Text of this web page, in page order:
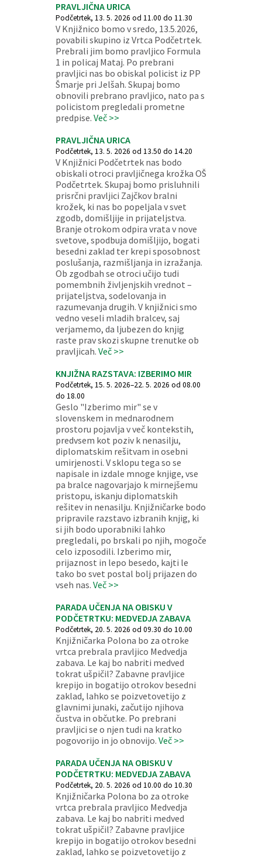
PRAVLJIČNA URICA
Podčetrtek, 13. 5. 2026 od 11.00 do 11.30
V Knjižnico bomo v sredo, 13.5.2026,
povabili skupino iz Vrtca Podčetrtek.
Prebrali jim bomo pravljico Formula
1 in policaj Mataj. Po prebrani
pravljici nas bo obiskal policist iz PP
Šmarje pri Jelšah. Skupaj bomo
obnovili prebrano pravljico, nato pa s
policistom pregledali prometne
predpise. Več >>
PRAVLJIČNA URICA
Podčetrtek, 13. 5. 2026 od 13.50 do 14.20
V Knjižnici Podčetrtek nas bodo
obiskali otroci pravljičnega krožka OŠ
Podčetrtek. Skupaj bomo prisluhnili
prisrčni pravljici Zajčkov bralni
krožek, ki nas bo popeljala v svet
zgodb, domišljije in prijateljstva.
Branje otrokom odpira vrata v nove
svetove, spodbuja domišljijo, bogati
besedni zaklad ter krepi sposobnost
poslušanja, razmišljanja in izražanja.
Ob zgodbah se otroci učijo tudi
pomembnih življenjskih vrednot –
prijateljstva, sodelovanja in
razumevanja drugih. V knjižnici smo
vedno veseli mladih bralcev, saj
verjamemo, da ljubezen do knjig
raste prav skozi skupne trenutke ob
pravljicah. Več >>
KNJIŽNA RAZSTAVA: IZBERIMO MIR
Podčetrtek, 15. 5. 2026–22. 5. 2026 od 08.00
do 18.00
Geslo "Izberimo mir" se v
slovenskem in mednarodnem
prostoru pojavlja v več kontekstih,
predvsem kot poziv k nenasilju,
diplomatskim rešitvam in osebni
umirjenosti. V sklopu tega so se
napisale in izdale mnoge knjige, vse
pa bralce nagovarjajo k mirnejšemu
pristopu, iskanju diplomatskih
rešitev in nenasilju. Knjižničarke bodo
pripravile razstavo izbranih knjig, ki
si jih bodo uporabniki lahko
pregledali, po brskali po njih, mogoče
celo izposodili. Izberimo mir,
prijaznost in lepo besedo, kajti le
tako bo svet postal bolj prijazen do
vseh nas. Več >>
PARADA UČENJA NA OBISKU V
PODČETRTKU: MEDVEDJA ZABAVA
Podčetrtek, 20. 5. 2026 od 09.30 do 10.00
Knjižničarka Polona bo za otroke
vrtca prebrala pravljico Medvedja
zabava. Le kaj bo nabriti medved
tokrat ušpičil? Zabavne pravljice
krepijo in bogatijo otrokov besedni
zaklad, lahko se poizvetovetijo z
glavnimi junaki, začutijo njihova
čustva in občutke. Po prebrani
pravljici se o njen tudi na kratko
pogovorijo in jo obnovijo. Več >>
PARADA UČENJA NA OBISKU V
PODČETRTKU: MEDVEDJA ZABAVA
Podčetrtek, 20. 5. 2026 od 10.00 do 10.30
Knjižničarka Polona bo za otroke
vrtca prebrala pravljico Medvedja
zabava. Le kaj bo nabriti medved
tokrat ušpičil? Zabavne pravljice
krepijo in bogatijo otrokov besedni
zaklad, lahko se poizvetovetijo z